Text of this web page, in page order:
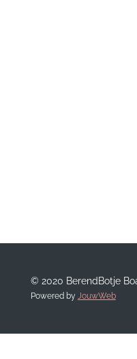
© 2020 BerendBotje
Powered by JouwWeb